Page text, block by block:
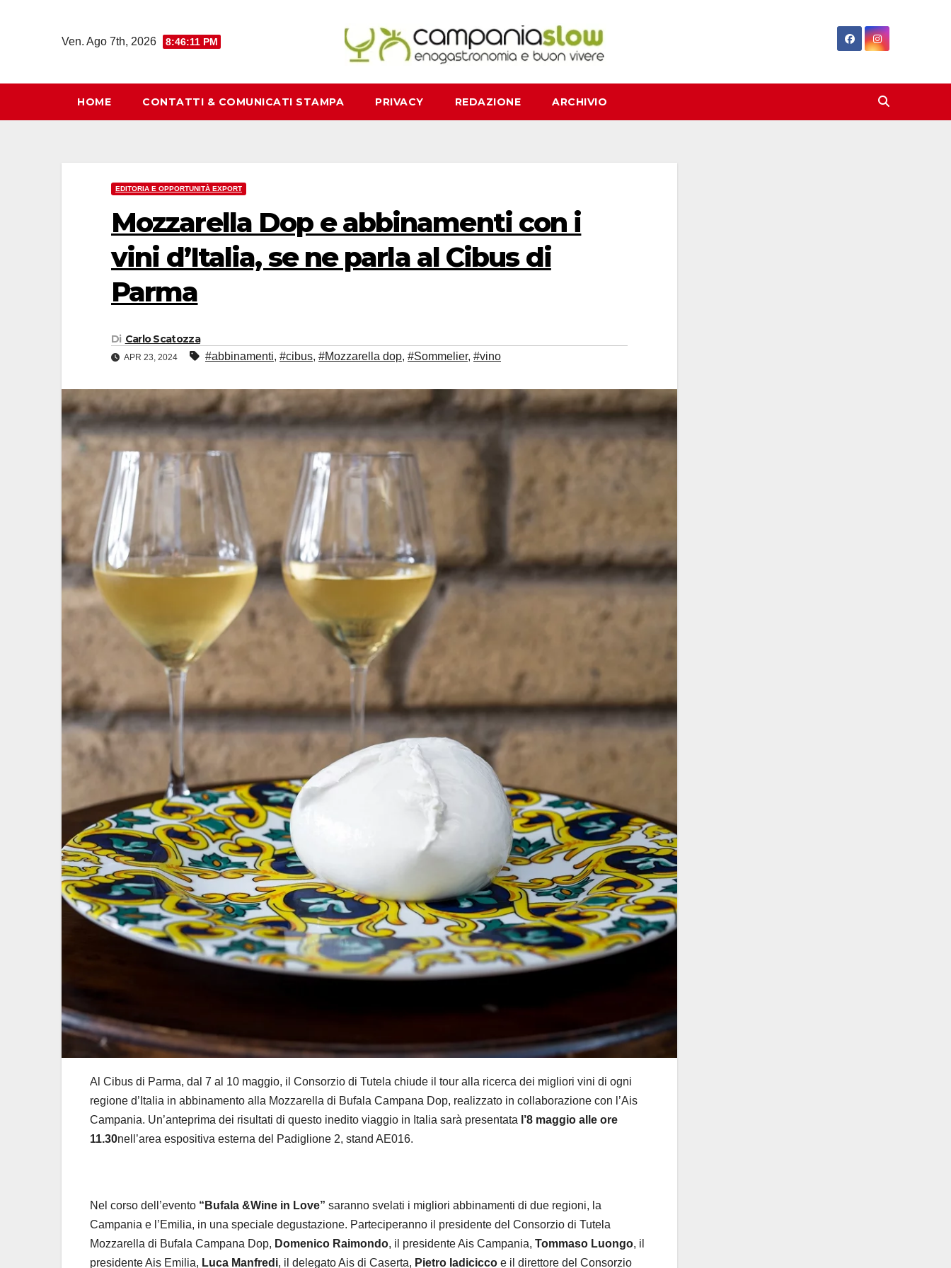
Ven. Ago 7th, 2026 8:46:12 PM
HOME CONTATTI & COMUNICATI STAMPA PRIVACY REDAZIONE ARCHIVIO
EDITORIA E OPPORTUNITÀ EXPORT
Mozzarella Dop e abbinamenti con i
vini d’Italia, se ne parla al Cibus di
Parma
Di Carlo Scatozza
APR 23, 2024 #abbinamenti, #cibus, #Mozzarella dop, #Sommelier, #vino
Al Cibus di Parma, dal 7 al 10 maggio, il Consorzio di Tutela chiude il tour alla ricerca dei migliori vini di ogni
regione d’Italia in abbinamento alla Mozzarella di Bufala Campana Dop, realizzato in collaborazione con l’Ais
Campania. Un’anteprima dei risultati di questo inedito viaggio in Italia sarà presentata l’8 maggio alle ore
11.30nell’area espositiva esterna del Padiglione 2, stand AE016.
Nel corso dell’evento “Bufala &Wine in Love” saranno svelati i migliori abbinamenti di due regioni, la
Campania e l’Emilia, in una speciale degustazione. Parteciperanno il presidente del Consorzio di Tutela
Mozzarella di Bufala Campana Dop, Domenico Raimondo, il presidente Ais Campania, Tommaso Luongo, il
presidente Ais Emilia, Luca Manfredi, il delegato Ais di Caserta, Pietro Iadicicco e il direttore del Consorzio